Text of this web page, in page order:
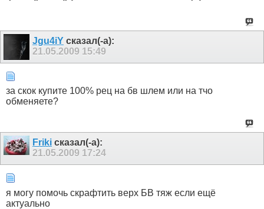
Jgu4iY сказал(-а):
21.05.2009 15:49
за скок купите 100% рец на бв шлем или на тчо
обменяете?
Friki сказал(-а):
21.05.2009 17:24
я могу помочь скрафтить верх БВ тяж если ещё
актуально